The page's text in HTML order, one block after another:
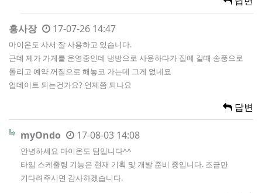
홍사장 17-07-26 14:47
마이온도 사서 잘 사용하고 있습니다.
근데 제가 가게를 운영중인데 냉방으로 사용하다가 집에 갈때 송풍으로
돌리고 예약 꺼짐으로 해놓코 가는데 그게 없네요
업데이트 되는건가요? 언제쯤 되나요
답변
myOndo 17-08-03 14:08
안녕하세요 마이온도 팀입니다^^
타임 스케줄링 기능은 현재 기획 및 개발 준비 중입니다. 조금만
기다려주시면 감사하겠습니다.